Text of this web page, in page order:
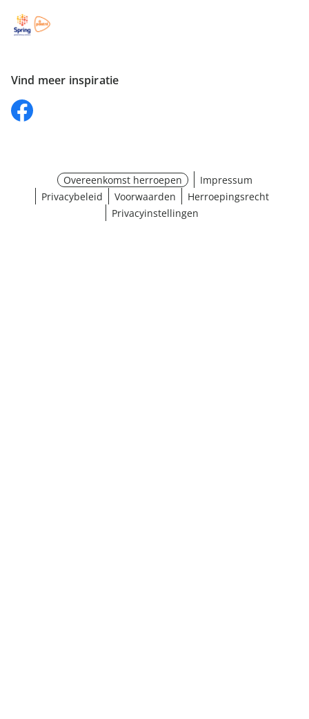
Vind meer inspiratie
Overeenkomst herroepen
Impressum
Privacybeleid
Voorwaarden
Herroepingsrecht
Privacyinstellingen